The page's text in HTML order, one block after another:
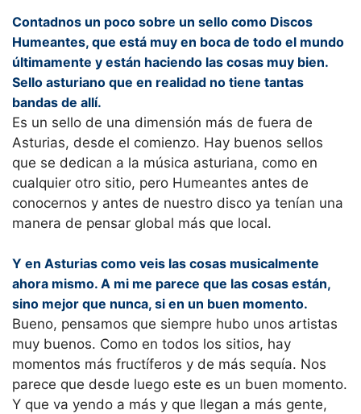
Contadnos un poco sobre un sello como Discos
Humeantes, que está muy en boca de todo el mundo
últimamente y están haciendo las cosas muy bien.
Sello asturiano que en realidad no tiene tantas
bandas de allí.
Es un sello de una dimensión más de fuera de
Asturias, desde el comienzo. Hay buenos sellos
que se dedican a la música asturiana, como en
cualquier otro sitio, pero Humeantes antes de
conocernos y antes de nuestro disco ya tenían una
manera de pensar global más que local.
Y en Asturias como veis las cosas musicalmente
ahora mismo. A mi me parece que las cosas están,
sino mejor que nunca, si en un buen momento.
Bueno, pensamos que siempre hubo unos artistas
muy buenos. Como en todos los sitios, hay
momentos más fructíferos y de más sequía. Nos
parece que desde luego este es un buen momento.
Y que va yendo a más y que llegan a más gente,